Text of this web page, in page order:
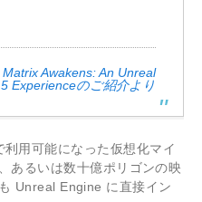
Matrix Awakens: An Unreal
Experienceのご紹介より
用可能になった仮想化マイ
あるいは数十億ポリゴンの映
Unreal Engine に直接イン